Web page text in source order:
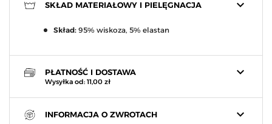
keyboard_arrow_down
SKŁAD MATERIAŁOWY I PIELĘGNACJA
Skład: 95% wiskoza, 5% elastan
keyboard_arrow_down
PŁATNOŚĆ I DOSTAWA
Wysyłka od: 11,00 zł
keyboard_arrow_down
INFORMACJA O ZWROTACH